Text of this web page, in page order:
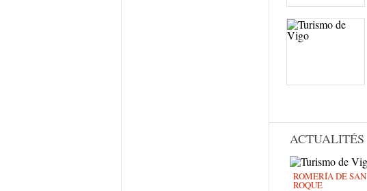
ACTUALITÉS
ROMERÍA DE SAN
ROQUE